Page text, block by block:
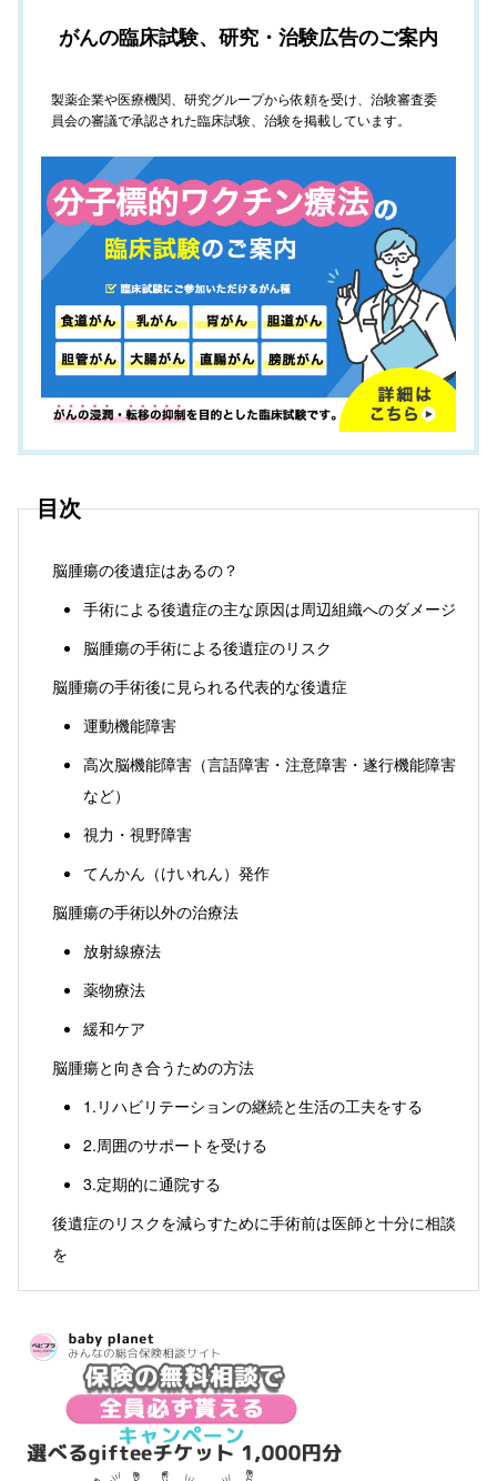
がんの臨床試験、研究・治験広告のご案内
製薬企業や医療機関、研究グループから依頼を受け、治験審査委
員会の審議で承認された臨床試験、治験を掲載しています。
目次
脳腫瘍の後遺症はあるの？
手術による後遺症の主な原因は周辺組織へのダメージ
脳腫瘍の手術による後遺症のリスク
脳腫瘍の手術後に見られる代表的な後遺症
運動機能障害
高次脳機能障害（言語障害・注意障害・遂行機能障害
など）
視力・視野障害
てんかん（けいれん）発作
脳腫瘍の手術以外の治療法
放射線療法
薬物療法
緩和ケア
脳腫瘍と向き合うための方法
1.リハビリテーションの継続と生活の工夫をする
2.周囲のサポートを受ける
3.定期的に通院する
後遺症のリスクを減らすために手術前は医師と十分に相談
を